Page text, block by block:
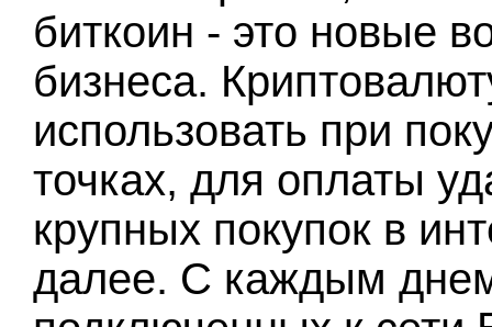
биткоин - это новые
бизнеса.
использовать при
точках, для оплаты
крупных покупок в
далее. С каждым